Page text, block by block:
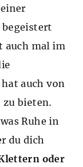
begeistert
auch mal im
hat auch von
zu bieten.
Ruhe in
du dich
oder